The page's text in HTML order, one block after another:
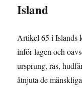
Island
Artikel 65 i Islands
inför lagen och
ursprung, ras,
åtnjuta de